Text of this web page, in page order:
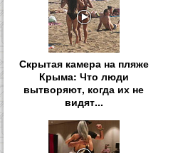
Скрытая камера на пляже
Крыма: Что люди
вытворяют, когда их не
видят...